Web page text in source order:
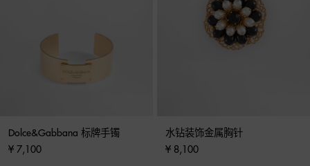
Dolce&Gabbana 标牌手镯
¥ 7,100
水钻装饰金属胸针
¥ 8,100